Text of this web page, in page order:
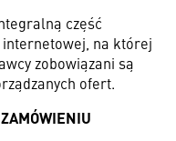
część
internetowej, na której
zobowiązani są
ofert.